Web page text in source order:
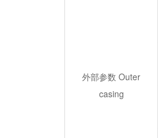
外部参数 Outer
casing